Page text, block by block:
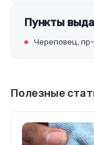
Пункты
Череповец,
Полезные